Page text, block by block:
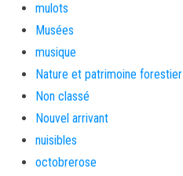
mulots
Musées
musique
Nature et patrimoine forestier
Non classé
Nouvel arrivant
nuisibles
octobrerose